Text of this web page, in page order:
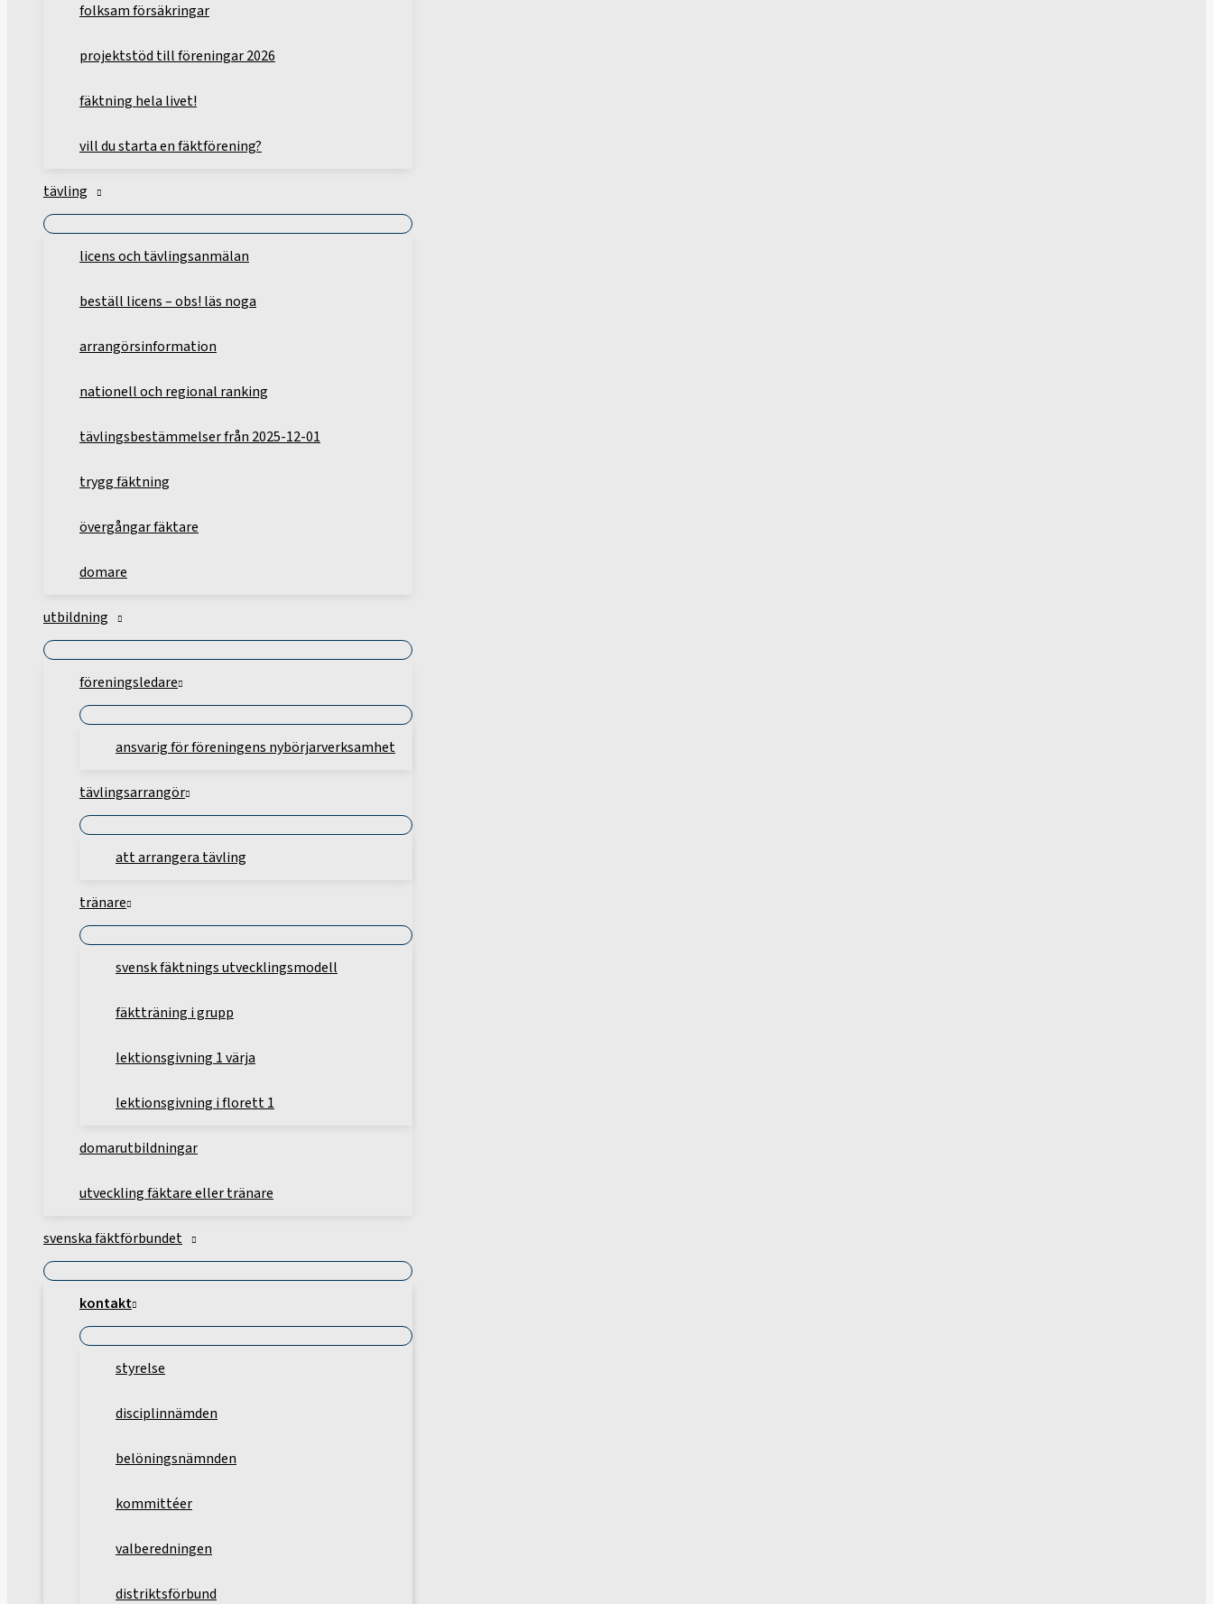
folksam försäkringar
projektstöd till föreningar 2026
fäktning hela livet!
vill du starta en fäktförening?
tävling
licens och tävlingsanmälan
beställ licens – obs! läs noga
arrangörsinformation
nationell och regional ranking
tävlingsbestämmelser från 2025-12-01
trygg fäktning
övergångar fäktare
domare
utbildning
föreningsledare
ansvarig för föreningens nybörjarverksamhet
tävlingsarrangör
att arrangera tävling
tränare
svensk fäktnings utvecklingsmodell
fäktträning i grupp
lektionsgivning 1 värja
lektionsgivning i florett 1
domarutbildningar
utveckling fäktare eller tränare
svenska fäktförbundet
kontakt
styrelse
disciplinnämden
belöningsnämnden
kommittéer
valberedningen
distriktsförbund